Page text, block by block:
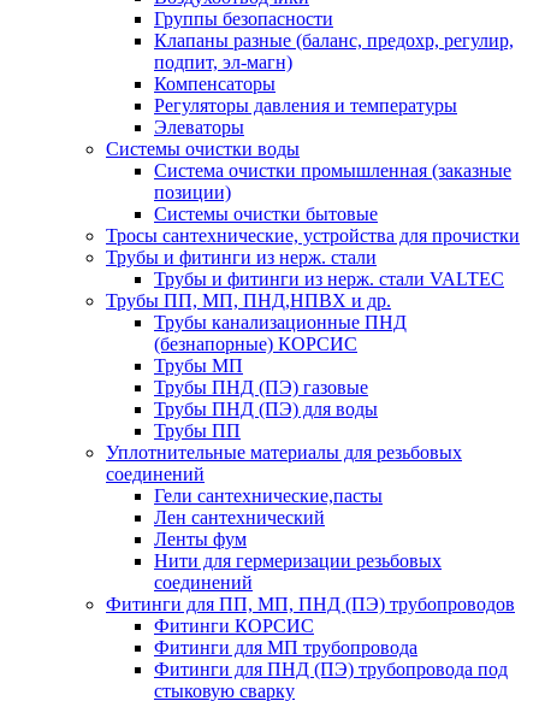
Группы безопасности
Клапаны разные (баланс, предохр, регулир,
подпит, эл-магн)
Компенсаторы
Регуляторы давления и температуры
Элеваторы
Системы очистки воды
Система очистки промышленная (заказные
позиции)
Системы очистки бытовые
Тросы сантехнические, устройства для прочистки
Трубы и фитинги из нерж. стали
Трубы и фитинги из нерж. стали VALTEC
Трубы ПП, МП, ПНД,НПВХ и др.
Трубы канализационные ПНД
(безнапорные) КОРСИС
Трубы МП
Трубы ПНД (ПЭ) газовые
Трубы ПНД (ПЭ) для воды
Трубы ПП
Уплотнительные материалы для резьбовых
соединений
Гели сантехнические,пасты
Лен сантехнический
Ленты фум
Нити для гермеризации резьбовых
соединений
Фитинги для ПП, МП, ПНД (ПЭ) трубопроводов
Фитинги КОРСИС
Фитинги для МП трубопровода
Фитинги для ПНД (ПЭ) трубопровода под
стыковую сварку